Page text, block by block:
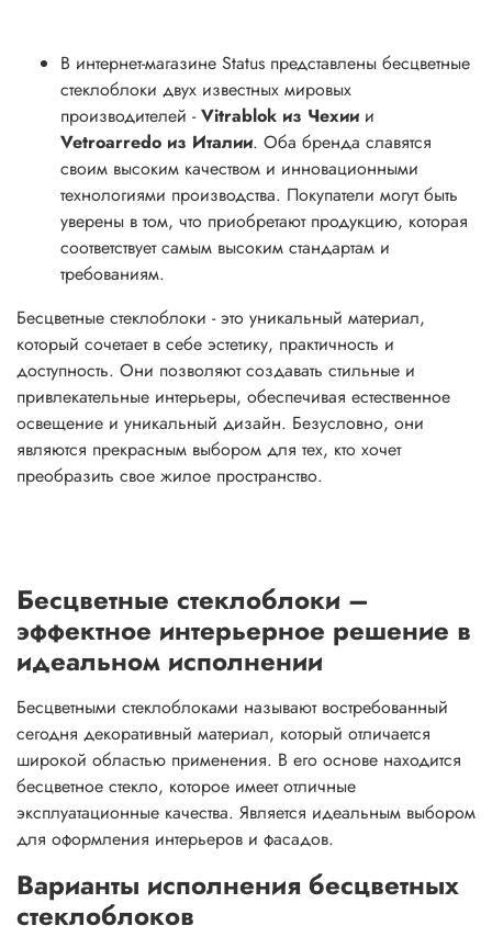
В интернет-магазине Status представлены бесцветные
стеклоблоки двух известных мировых
производителей -Vitrablok из Чехии и
Vetroarredo из Италии. Оба бренда славятся
своим высоким качеством и инновационными
технологиями производства. Покупатели могут быть
уверены в том, что приобретают продукцию, которая
соответствует самым высоким стандартам и
требованиям.
Бесцветные стеклоблоки - это уникальный материал,
который сочетает в себе эстетику, практичность и
доступность. Они позволяют создавать стильные и
привлекательные интерьеры, обеспечивая естественное
освещение и уникальный дизайн. Безусловно, они
являются прекрасным выбором для тех, кто хочет
преобразить свое жилое пространство.
Бесцветные стеклоблоки –
эффектное интерьерное решение в
идеальном исполнении
Бесцветными стеклоблоками называют востребованный
сегодня декоративный материал, который отличается
широкой областью применения. В его основе находится
бесцветное стекло, которое имеет отличные
эксплуатационные качества. Является идеальным выбором
для оформления интерьеров и фасадов.
Варианты исполнения бесцветных
стеклоблоков